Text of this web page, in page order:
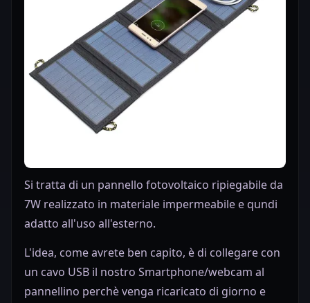
Si tratta di un pannello fotovoltaico ripiegabile da
7W realizzato in materiale impermeabile e qundi
adatto all'uso all'esterno.
L'idea, come avrete ben capito, è di collegare con
un cavo USB il nostro Smartphone/webcam al
pannellino perchè venga ricaricato di giorno e